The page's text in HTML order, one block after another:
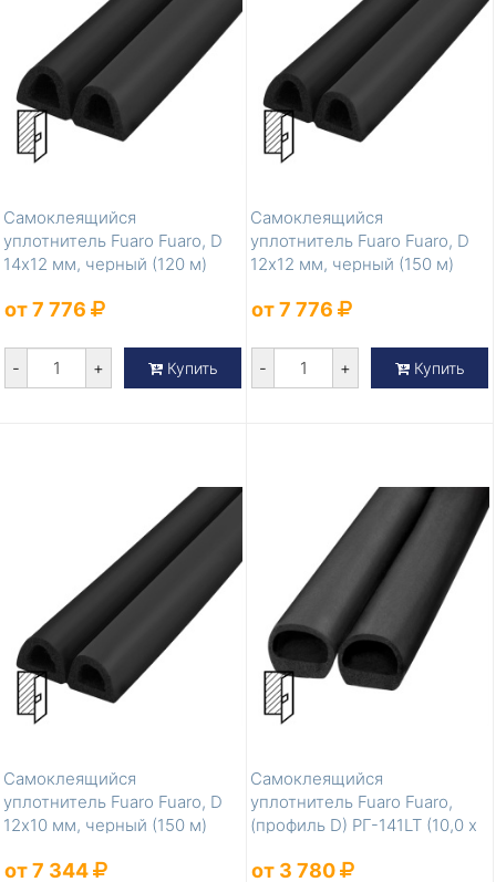
Самоклеящийся
уплотнитель Fuaro Fuaro, D
14х12 мм, черный (120 м)
от 7 776
- + Купить
Самоклеящийся
уплотнитель Fuaro Fuaro, D
12х12 мм, черный (150 м)
от 7 776
- + Купить
Самоклеящийся
уплотнитель Fuaro Fuaro, D
12х10 мм, черный (150 м)
от 7 344
Самоклеящийся
уплотнитель Fuaro Fuaro,
(профиль D) РГ-141LT (10,0 х
от 3 780